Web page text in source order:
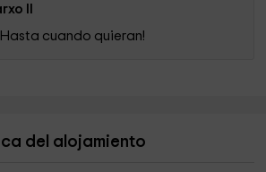
II
cuando quieran!
del alojamiento